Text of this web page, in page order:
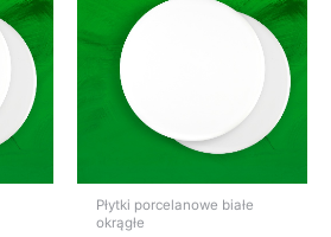
Płytki porcelanowe białe
okrągłe